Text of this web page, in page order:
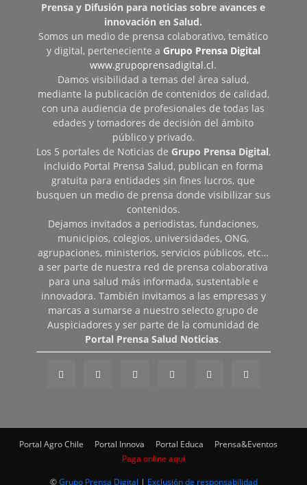
Prensa y Difusión para noticias sobre avances e
innovación en Salud.
Somos un medio de prensa colaborativo, temático
y digital, perteneciente a Grupo Prensa Digital
www.grupoprensadigital.cl.
Damos visibilidad a temas del área salud,
mediante la publicación de contenidos de calidad,
con una audiencia de profesionales de todas las
edades y tomadores de decisión del ámbito
público y privado.
Los 5 portales de Noticias de Grupo Prensa Digital,
incluido Portal Prensa Salud, publican en forma
gratuita para entidades sin fines lucros, que
busquen un medio de prensa donde visibilizar sus
contenidos.
Dejamos invitados a periodistas, fundaciones,
municipios, colegios, universidades, ONG,
agrupaciones, ministerios, servicios públicos, etc…
a ser parte de nuestra red de prensa colaborativa
para una salud más informada, sustentable e
innovadora. También invitamos a las empresas y
marcas a sumarse a nuestro selecto grupo de
Auspiciadores y ser parte de la comunidad de
Portal Prensa Salud Noticias.
Portal Agro Chile Portal Innova Portal Educa
Prensa&Eventos
Paga online aquí
©Grupo Prensa Digital | Exclusión de responsabilidad